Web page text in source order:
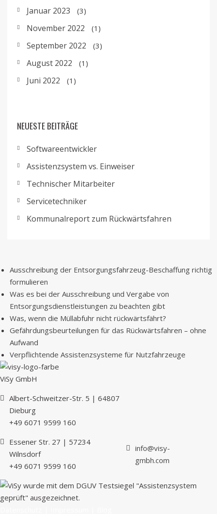
Januar 2023 (3)
November 2022 (1)
September 2022 (3)
August 2022 (1)
Juni 2022 (1)
NEUESTE BEITRÄGE
Softwareentwickler
Assistenzsystem vs. Einweiser
Technischer Mitarbeiter
Servicetechniker
Kommunalreport zum Rückwärtsfahren
Ausschreibung der Entsorgungsfahrzeug-Beschaffung richtig
formulieren
Was es bei der Ausschreibung und Vergabe von
Entsorgungsdienstleistungen zu beachten gibt
Was, wenn die Müllabfuhr nicht rückwärtsfährt?
Gefährdungsbeurteilungen für das Rückwärtsfahren – ohne
Aufwand
Verpflichtende Assistenzsysteme für Nutzfahrzeuge
ViSy GmbH
Albert-Schweitzer-Str. 5 | 64807
Dieburg
+49 6071 9599 160
Essener Str. 27 | 57234
Wilnsdorf
+49 6071 9599 160
info@visy-
gmbh.com